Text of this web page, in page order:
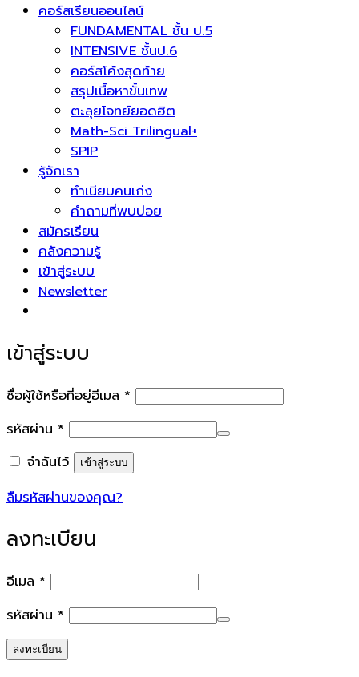
คอร์สเรียนออนไลน์
FUNDAMENTAL ชั้น ป.5
INTENSIVE ชั้นป.6
คอร์สโค้งสุดท้าย
สรุปเนื้อหาขั้นเทพ
ตะลุยโจทย์ยอดฮิต
Math-Sci Trilingual+
SPIP
รู้จักเรา
ทำเนียบคนเก่ง
คำถามที่พบบ่อย
สมัครเรียน
คลังความรู้
เข้าสู่ระบบ
Newsletter
เข้าสู่ระบบ
ชื่อผู้ใช้หรือที่อยู่อีเมล * ต้องการ
รหัสผ่าน * ต้องการ
จำฉันไว้
เข้าสู่ระบบ
ลืมรหัสผ่านของคุณ?
ลงทะเบียน
อีเมล * ต้องการ
รหัสผ่าน * ต้องการ
ลงทะเบียน